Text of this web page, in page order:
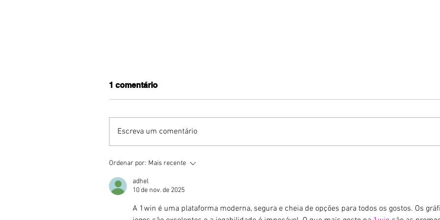
Humor sem censura:
"Proibidão" reúne três
comediantes em noite de
stand-up para maiores de
1 comentário
Escreva um comentário
Ordenar por: Mais recente
adhel
10 de nov. de 2025
A 1win é uma plataforma moderna, segura e cheia de opções para todos os gostos. Os